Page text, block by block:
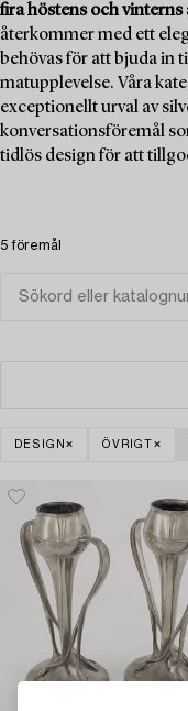
fira höstens och vinterns
återkommer med ett
behövas för att bjuda in
matupplevelse. Våra
exceptionellt urval av
konversationsföremål
tidlös design för att
5 föremål
DESIGN ÖVRIGT